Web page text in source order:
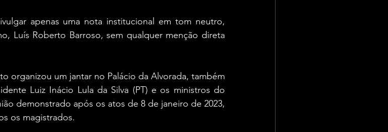
apenas uma nota institucional em tom neutro,
Luís Roberto Barroso, sem qualquer menção direta
organizou um jantar no Palácio da Alvorada, também
Luiz Inácio Lula da Silva (PT) e os ministros do
demonstrado após os atos de 8 de janeiro de 2023,
os magistrados.